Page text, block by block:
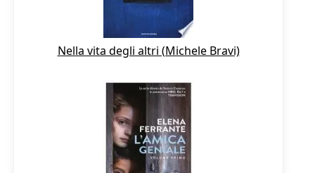
Nella vita degli altri (Michele Bravi)